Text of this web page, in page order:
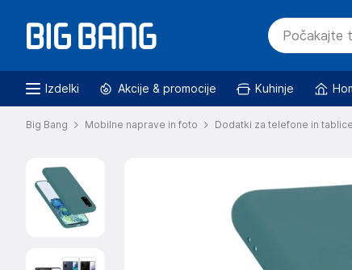
Izdelki Akcije & promocije Kuhinje
Big Bang Mobilne naprave in foto Dodatki za telefone in tablice